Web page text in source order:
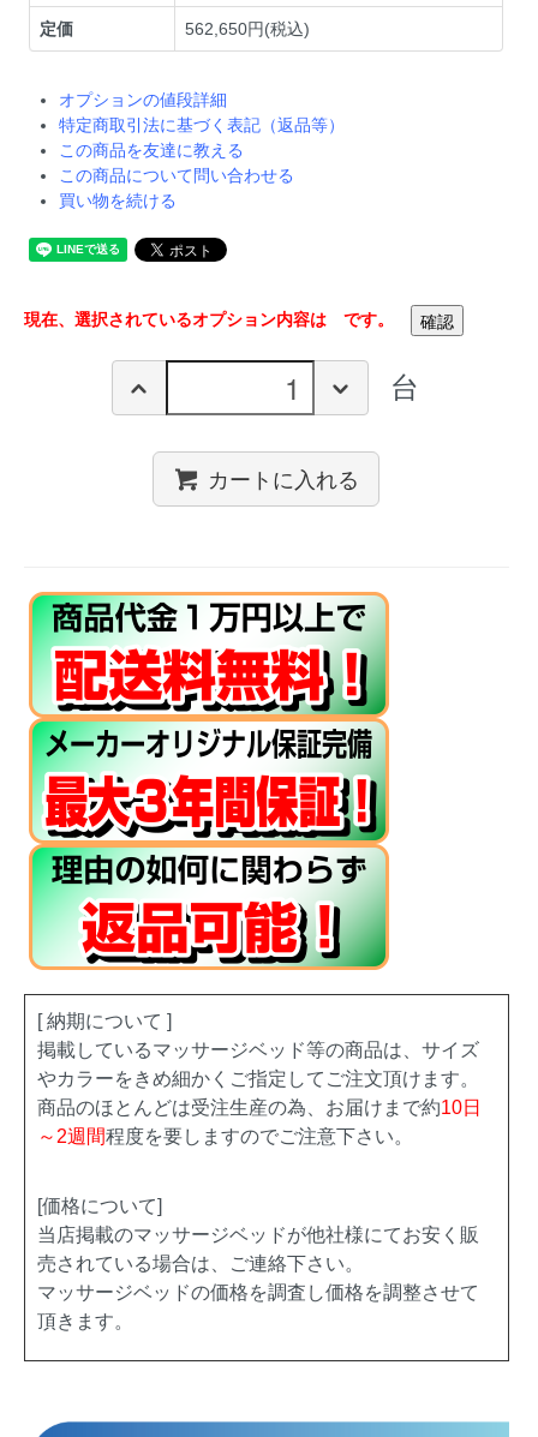
定価 562,650円(税込)
オプションの値段詳細
特定商取引法に基づく表記（返品等）
この商品を友達に教える
この商品について問い合わせる
買い物を続ける
現在、選択されているオプション内容は です。
台
カートに入れる
[ 納期について ]
掲載しているマッサージベッド等の商品は、サイズ
やカラーをきめ細かくご指定してご注文頂けます。
商品のほとんどは受注生産の為、お届けまで約10日
～2週間程度を要しますのでご注意下さい。
[価格について]
当店掲載のマッサージベッドが他社様にてお安く販
売されている場合は、ご連絡下さい。
マッサージベッドの価格を調査し価格を調整させて
頂きます。